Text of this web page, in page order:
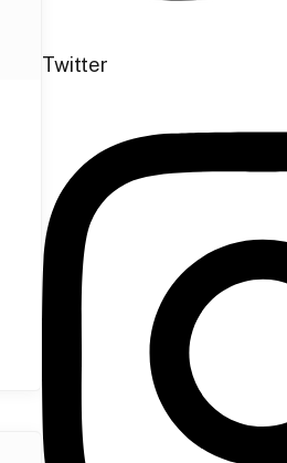
Twitter